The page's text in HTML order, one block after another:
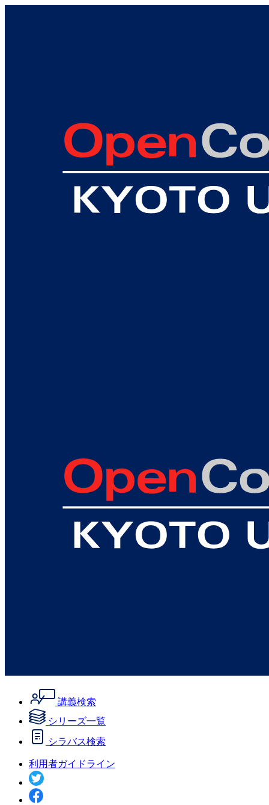
講義検索
シリーズ一覧
シラバス検索
利用者ガイドライン